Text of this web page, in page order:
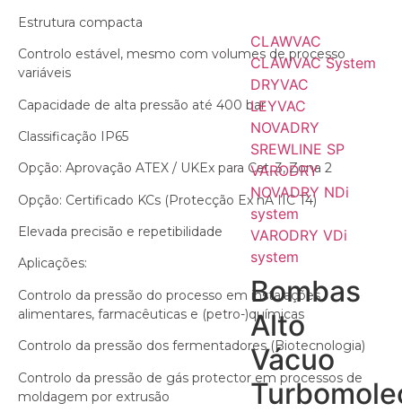
CLAWVAC
CLAWVAC System
DRYVAC
LEYVAC
NOVADRY
SREWLINE SP
VARODRY
NOVADRY NDi
system
VARODRY VDi
system
Bombas
Alto
Vácuo
Estrutura compacta
Controlo estável, mesmo com volumes de processo
variáveis
Capacidade de alta pressão até 400 bar
Classificação IP65
Opção: Aprovação ATEX / UKEx para Cat. 3, Zona 2
Opção: Certificado KCs (Protecção Ex nA IIC T4)
Elevada precisão e repetibilidade
Aplicações:
Controlo da pressão do processo em instalações
alimentares, farmacêuticas e (petro-)químicas
Controlo da pressão dos fermentadores (Biotecnologia)
Controlo da pressão de gás protector em processos de
moldagem por extrusão